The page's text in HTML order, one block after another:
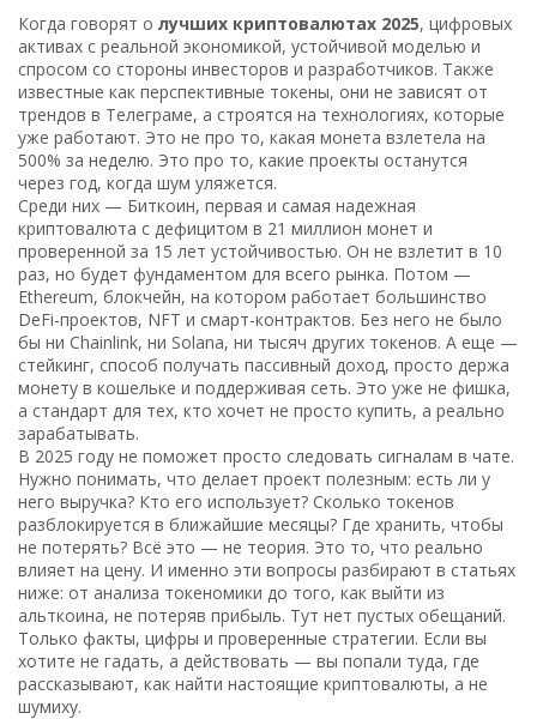
Когда говорят олучших криптовалютах 2025,цифровых
активах с реальной экономикой, устойчивой моделью и
спросом со стороны инвесторов и разработчиков. Также
известные какперспективные токены, они не зависят от
трендов в Телеграме, а строятся на технологиях, которые
уже работают. Это не про то, какая монета взлетела на
500% за неделю. Это про то, какие проекты останутся
через год, когда шум уляжется.
Среди них — Биткоин,первая и самая надежная
криптовалюта с дефицитом в 21 миллион монет и
проверенной за 15 лет устойчивостью. Он не взлетит в 10
раз, но будет фундаментом для всего рынка. Потом —
Ethereum, блокчейн, на котором работает большинство
DeFi-проектов, NFT и смарт-контрактов. Без него не было
бы ни Chainlink, ни Solana, ни тысяч других токенов. А еще —
стейкинг, способ получать пассивный доход, просто держа
монету в кошельке и поддерживая сеть. Это уже не фишка,
а стандарт для тех, кто хочет не просто купить, а реально
зарабатывать.
В 2025 году не поможет просто следовать сигналам в чате.
Нужно понимать, что делает проект полезным: есть ли у
него выручка? Кто его использует? Сколько токенов
разблокируется в ближайшие месяцы? Где хранить, чтобы
не потерять? Всё это — не теория. Это то, что реально
влияет на цену. И именно эти вопросы разбирают в статьях
ниже: от анализа токеномики до того, как выйти из
альткоина, не потеряв прибыль. Тут нет пустых обещаний.
Только факты, цифры и проверенные стратегии. Если вы
хотите не гадать, а действовать — вы попали туда, где
рассказывают, как найти настоящие криптовалюты, а не
шумиху.